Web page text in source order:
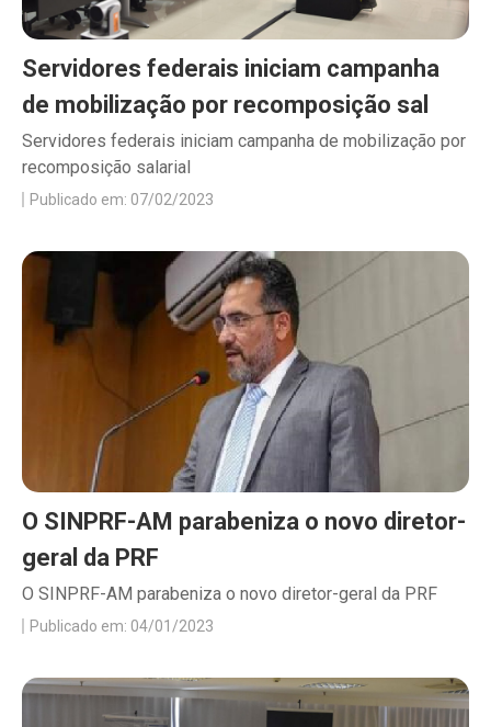
Servidores federais iniciam campanha
de mobilização por recomposição sal
Servidores federais iniciam campanha de mobilização por
recomposição salarial
Publicado em: 07/02/2023
O SINPRF-AM parabeniza o novo diretor-
geral da PRF
O SINPRF-AM parabeniza o novo diretor-geral da PRF
Publicado em: 04/01/2023